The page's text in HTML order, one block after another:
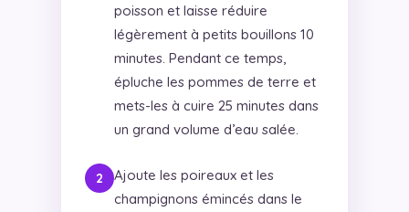
poisson et laisse réduire
légèrement à petits bouillons 10
minutes. Pendant ce temps,
épluche les pommes de terre et
mets-les à cuire 25 minutes dans
un grand volume d’eau salée.
Ajoute les poireaux et les
champignons émincés dans le